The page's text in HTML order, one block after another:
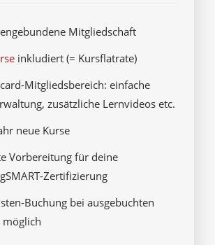
Mitgliedschaft
inkludiert (= Kursflatrate)
Mitgliedsbereich: einfache
zusätzliche Lernvideos etc.
neue Kurse
Vorbereitung für deine
Zertifizierung
Buchung bei ausgebuchten
möglich